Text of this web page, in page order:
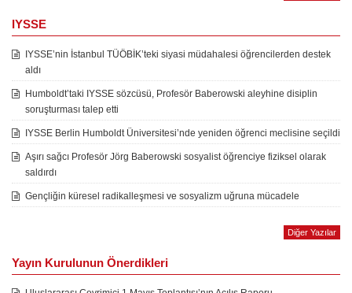
IYSSE
IYSSE’nin İstanbul TÜÖBİK’teki siyasi müdahalesi öğrencilerden destek
aldı
Humboldt’taki IYSSE sözcüsü, Profesör Baberowski aleyhine disiplin
soruşturması talep etti
IYSSE Berlin Humboldt Üniversitesi’nde yeniden öğrenci meclisine seçildi
Aşırı sağcı Profesör Jörg Baberowski sosyalist öğrenciye fiziksel olarak
saldırdı
Gençliğin küresel radikalleşmesi ve sosyalizm uğruna mücadele
Diğer Yazılar
Yayın Kurulunun Önerdikleri